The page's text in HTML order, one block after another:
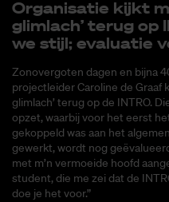
Or­ga­ni­sa­tie kijkt
glim­lach’ te­rug op
we stijl; eva­lu­a­tie
Zonovergoten dagen en bijna
projectleider Caroline de Graaf
glimlach’ terug op de INTRO.
opzet, waarbij voor het eerst
gekoppeld was aan het
gewerkt, wordt nog
met m’n vermoeide hoofd
student, die me zei dat de
doe je het voor.”